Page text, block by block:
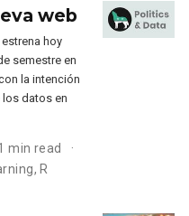
web
hoy
semestre en
la intención
los datos en
min read
, R